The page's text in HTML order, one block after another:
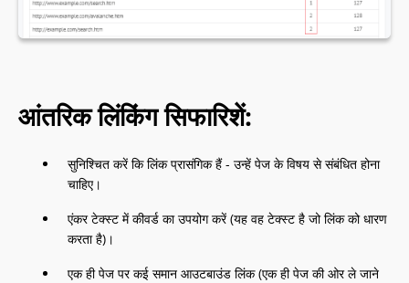
आंतरिक लिंकिंग सिफारिशें:
सुनिश्चित करें कि लिंक प्रासंगिक हैं - उन्हें पेज के विषय से संबंधित होना
चाहिए।
एंकर टेक्स्ट में कीवर्ड का उपयोग करें (यह वह टेक्स्ट है जो लिंक को धारण
करता है)।
एक ही पेज पर कई समान आउटबाउंड लिंक (एक ही पेज की ओर ले जाने